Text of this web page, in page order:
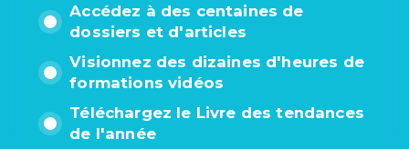
Accédez à des centaines de
dossiers et d'articles
Visionnez des dizaines d'heures de
formations vidéos
Téléchargez le Livre des tendances
de l'année